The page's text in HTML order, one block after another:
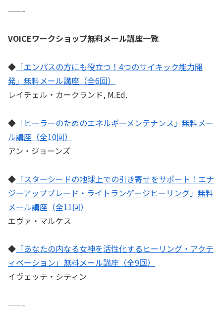
——–
VOICEワークショップ無料メール講座一覧
◆ 「エンパスの方にも役立つ！4つのサイキック能力開
発」無料メール講座（全6回）
レイチェル・カークランド, M.Ed.
◆ 「ヒーラーのためのエネルギーメンテナンス」無料メー
ル講座（全10回）
アン・ジョーンズ
◆ 「スターシードの地球上での引き寄せをサポート！エナ
ジーアップブレード・ライトランゲージヒーリング」無料
メール講座（全11回）
エヴァ・マルケス
◆ 「あなたの内なる女神を活性化するヒーリング・アクテ
ィベーション」無料メール講座（全9回）
イヴェッテ・シティン
——–